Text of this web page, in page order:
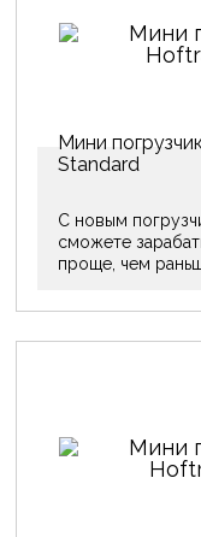
Мини
Standard
С новым
сможете
проще, чем